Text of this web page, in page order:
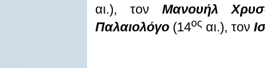
αι.), τον Μανουήλ
Παλαιολόγο(14ος αι.), τον